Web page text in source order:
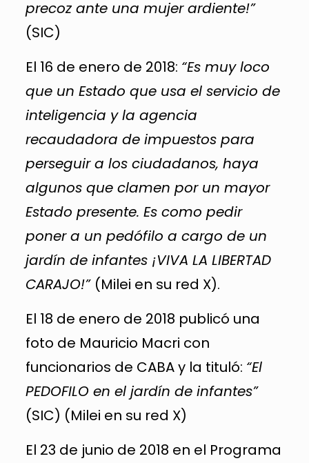
precoz ante una mujer ardiente!”
(SIC)
El 16 de enero de 2018: “Es muy loco
que un Estado que usa el servicio de
inteligencia y la agencia
recaudadora de impuestos para
perseguir a los ciudadanos, haya
algunos que clamen por un mayor
Estado presente. Es como pedir
poner a un pedófilo a cargo de un
jardín de infantes ¡VIVA LA LIBERTAD
CARAJO!” (Milei en su red X).
El 18 de enero de 2018 publicó una
foto de Mauricio Macri con
funcionarios de CABA y la tituló: “El
PEDOFILO en el jardín de infantes”
(SIC) (Milei en su red X)
El 23 de junio de 2018 en el Programa